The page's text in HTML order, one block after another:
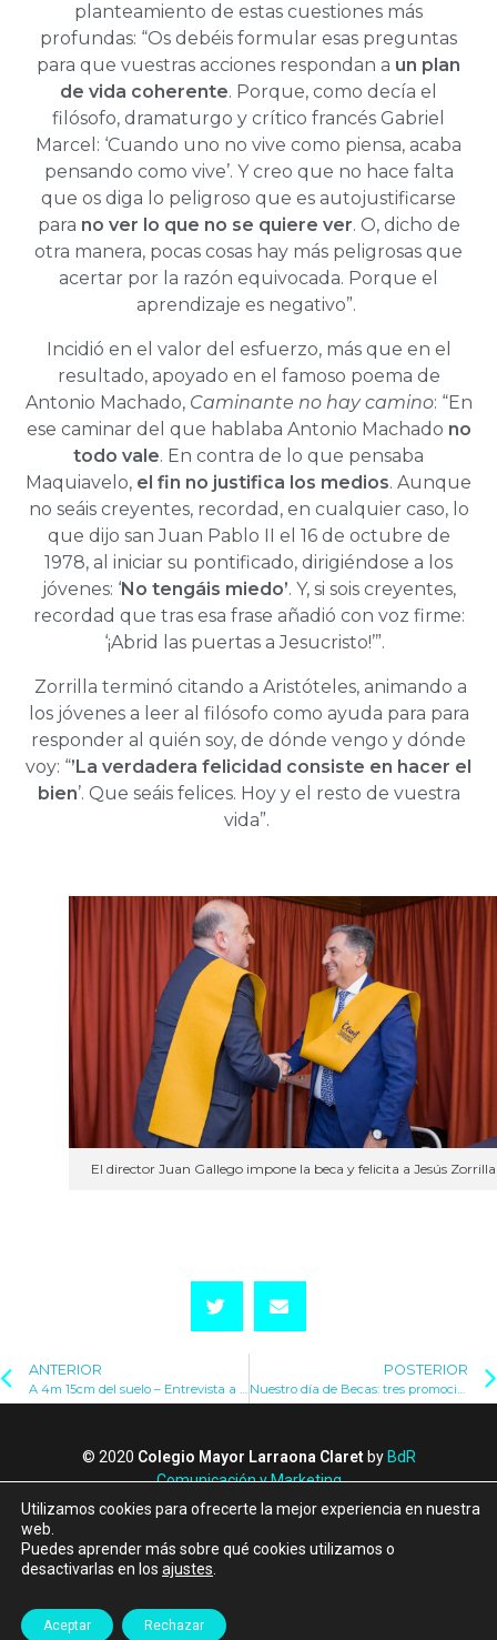
planteamiento de estas cuestiones más
profundas: “Os debéis formular esas preguntas
para que vuestras acciones respondan a un plan
de vida coherente. Porque, como decía el
filósofo, dramaturgo y crítico francés Gabriel
Marcel: ‘Cuando uno no vive como piensa, acaba
pensando como vive’. Y creo que no hace falta
que os diga lo peligroso que es autojustificarse
para no ver lo que no se quiere ver. O, dicho de
otra manera, pocas cosas hay más peligrosas que
acertar por la razón equivocada. Porque el
aprendizaje es negativo”.
Incidió en el valor del esfuerzo, más que en el
resultado, apoyado en el famoso poema de
Antonio Machado, Caminante no hay camino: “En
ese caminar del que hablaba Antonio Machado no
todo vale. En contra de lo que pensaba
Maquiavelo, el fin no justifica los medios. Aunque
no seáis creyentes, recordad, en cualquier caso, lo
que dijo san Juan Pablo II el 16 de octubre de
1978, al iniciar su pontificado, dirigiéndose a los
jóvenes: ‘No tengáis miedo’. Y, si sois creyentes,
recordad que tras esa frase añadió con voz firme:
‘¡Abrid las puertas a Jesucristo!’”.
Zorrilla terminó citando a Aristóteles, animando a
los jóvenes a leer al filósofo como ayuda para para
responder al quién soy, de dónde vengo y dónde
voy: “’La verdadera felicidad consiste en hacer el
bien’. Que seáis felices. Hoy y el resto de vuestra
vida”.
El director Juan Gallego impone la beca y felicita a Jesús Zorrilla
ANTERIOR
A 4m 15cm del suelo – Entrevista a Juan Ruiz, saltador con pértiga
POSTERIOR
Nuestro día de Becas: tres promociones se reencuentran
© 2020 Colegio Mayor Larraona Claretby BdR
Comunicación y Marketing
Política de Privacidad
Canal de denuncias
Albergue Larraona
Utilizamos cookies para ofrecerte la mejor experiencia en nuestra
web.
Puedes aprender más sobre qué cookies utilizamos o
desactivarlas en los ajustes
Aceptar Rechazar